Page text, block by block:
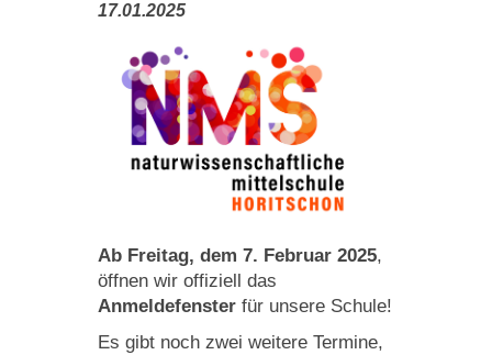
17.01.2025
Ab Freitag, dem 7. Februar 2025,
öffnen wir offiziell das
Anmeldefenster für unsere Schule!
Es gibt noch zwei weitere Termine,